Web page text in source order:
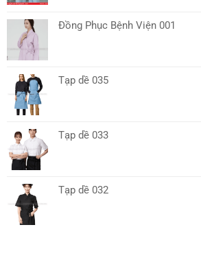
Đồng Phục Bệnh Viện 001
Tạp dề 035
Tạp dề 033
Tạp dề 032